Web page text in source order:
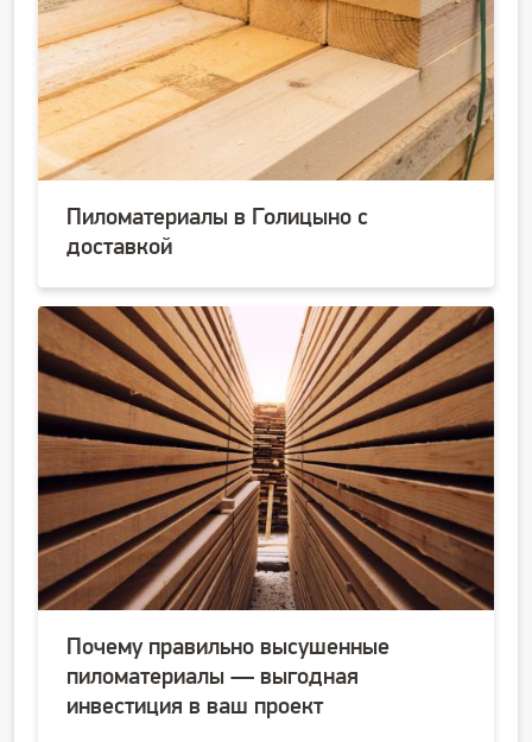
Пиломатериалы в Голицыно с
доставкой
Почему правильно высушенные
пиломатериалы — выгодная
инвестиция в ваш проект